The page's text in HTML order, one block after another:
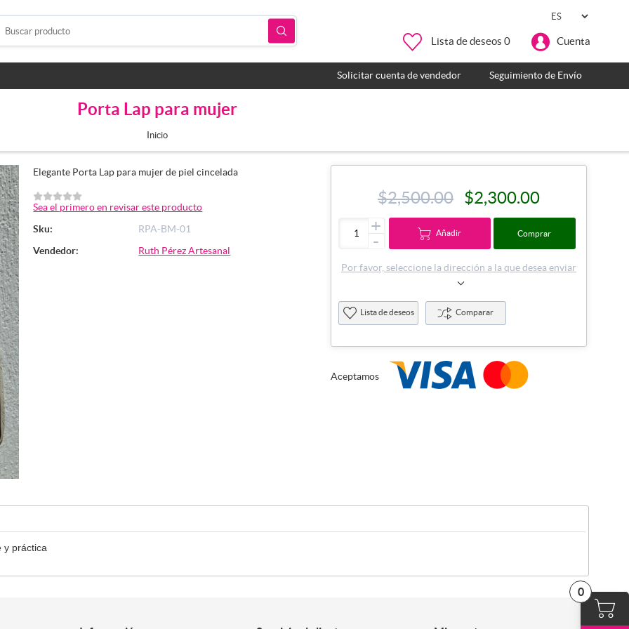
Lista de deseos 0 Cuenta
0
Solicitar cuenta de vendedor Seguimiento de Envío
Porta Lap para mujer
Inicio
Elegante Porta Lap para mujer de piel cincelada
Sea el primero en revisar este producto
Sku:
RPA-BM-01
Vendedor:
Ruth Pérez Artesanal
$2,500.00 $2,300.00
+
- Añadir Comprar
Por favor, seleccione la dirección a la que desea enviar
Lista de deseos Comparar
Aceptamos
y práctica